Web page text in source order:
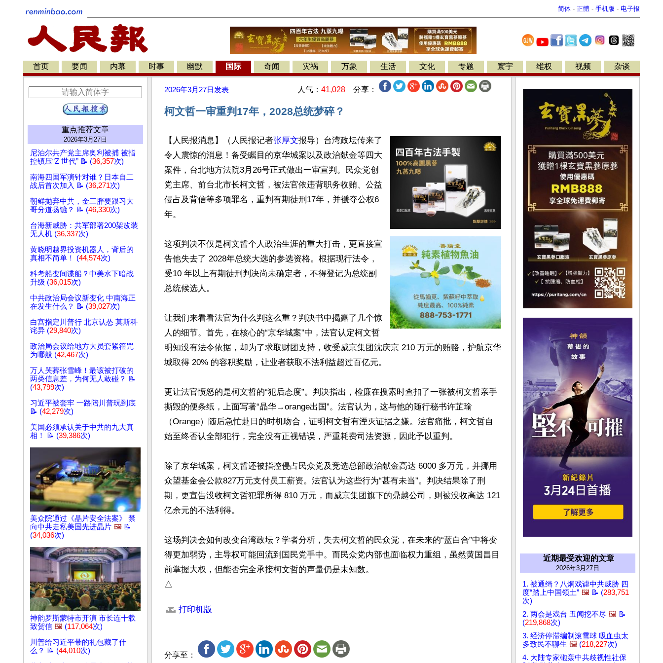
简体 - 正體 - 手机版 - 电子报
首页 要闻 内幕 时事 幽默 国际 奇闻 灾祸 万象 生活 文化 专题 寰宇 维权 视频 杂谈
重点推荐文章
2026年3月27日
尼泊尔共产党主席奥利被捕 被指
控镇压“Z 世代” 📝 (36,357次)
南海四国军演针对谁？日本自二
战后首次加入 📝 (36,271次)
朝鲜抛弃中共，金三胖要跟习大
哥分道扬镳？ 📝 (46,330次)
台海新威胁：共军部署200架改装
无人机 (36,337次)
黄晓明越界投资机器人，背后的
真相不简单！ (44,574次)
科考船变间谍船？中美水下暗战
升级 (36,015次)
中共政治局会议新变化 中南海正
在发生什么？ 📝 (39,027次)
白宫指定川普行 北京认怂 莫斯科
诧异 (29,840次)
政治局会议给地方大员套紧箍咒
为哪般 (42,467次)
万人哭葬张雪峰！最该被打破的
两类信息差，为何无人敢碰？ 📝
(43,799次)
习近平被套牢 一路陪川普玩到底
📝 (42,279次)
美国必须承认关于中共的九大真
相！ 📝 (39,386次)
美众院通过《晶片安全法案》 禁
向中共走私美国先进晶片 🖼️ 📝
(34,036次)
神韵罗斯蒙特市开演 市长连十载
致贺信 🖼️ (117,064次)
川普给习近平带的礼包藏了什
么？ 📝 (44,010次)
2026年3月27日 发表 人气： 41,028 分享：
柯文哲一审重判17年，2028总统梦碎？
【人民报消息】（人民报记者张厚文报导）台湾政坛传来了
令人震惊的消息！备受瞩目的京华城案以及政治献金等四大
案件，台北地方法院3月26号正式做出一审宣判。民众党创
党主席、前台北市长柯文哲，被法官依违背职务收贿、公益
侵占及背信等多项罪名，重判有期徒刑17年，并褫夺公权6
年。
这项判决不仅是柯文哲个人政治生涯的重大打击，更直接宣
告他失去了 2028年总统大选的参选资格。根据现行法令，
受10 年以上有期徒刑判决尚未确定者，不得登记为总统副
总统候选人。
让我们来看看法官为什么判这么重？判决书中揭露了几个惊
人的细节。首先，在核心的“京华城案”中，法官认定柯文哲
明知没有法令依据，却为了求取财团支持，收受威京集团沈庆京 210 万元的贿赂，护航京华
城取得 20% 的容积奖励，让业者获取不法利益超过百亿元。
更让法官愤怒的是柯文哲的“犯后态度”。判决指出，检廉在搜索时查扣了一张被柯文哲亲手
撕毁的便条纸，上面写著“晶华→orange出国”。法官认为，这与他的随行秘书许芷瑜
（Orange）随后急忙赴日的时机吻合，证明柯文哲有湮灭证据之嫌。法官痛批，柯文哲自
始至终否认全部犯行，完全没有正视错误，严重耗费司法资源，因此予以重判。
除了京华城案，柯文哲还被指控侵占民众党及竞选总部政治献金高达 6000 多万元，并挪用
众望基金会公款827万元支付员工薪资。法官认为这些行为“甚有未当”。判决结果除了刑
期，更宣告没收柯文哲犯罪所得 810 万元，而威京集团旗下的鼎越公司，则被没收高达 121
亿余元的不法利得。
这场判决会如何改变台湾政坛？学者分析，失去柯文哲的民众党，在未来的“蓝白合”中将变
得更加弱势，主导权可能回流到国民党手中。而民众党内部也面临权力重组，虽然黄国昌目
前掌握大权，但能否完全承接柯文哲的声量仍是未知数。
△
打印机版
分享至：
近期最受欢迎的文章
2026年3月27日
1. 被通缉？八炯戏谑中共威胁 四
度“踏上中国领土” 🖼️ 📝 (283,751
次)
2. 两会是戏台 丑闻挖不尽 🖼️ 📝
(219,868次)
3. 经济停滞编制滚雪球 吸血虫太
多致民不聊生 🖼️ (218,227次)
4. 大陆专家砲轰中共歧视性社保